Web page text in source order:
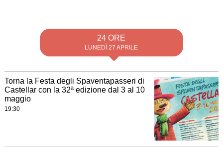
24 ORE
LUNEDÌ 27 APRILE
Torna la Festa degli Spaventapasseri di
Castellar con la 32ª edizione dal 3 al 10
maggio
19:30